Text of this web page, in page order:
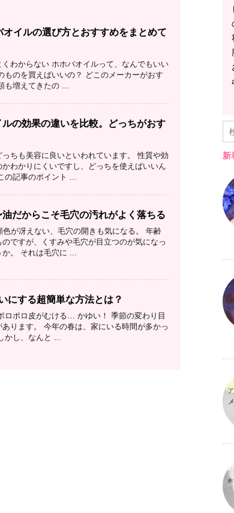
イルの選び方とおすすめをまとめて
わからない ホホバオイルって、なんでもいい
ものを買えばいいの？ どこのメーカーがおす
も増えてきたの ...
の効果の違いを比較。どっちがおす
ちも美容に良いといわれています。 性質や効
わかりにくいですし、どっちを使えばいいん
の記事のポイント ...
だからこそ毛穴の汚れがよく落ちる
が冴えない、毛穴の開きも気になる。 年齢
ですが、くすみや毛穴が目立つのが気になっ
。 それは毛穴に ...
にする超簡単な方法とは？
ロポロ皮がむける… かゆい！ 季節の変わり目
ります。 今年の春は、家にいる時間が多かっ
かし、なんと ...
新